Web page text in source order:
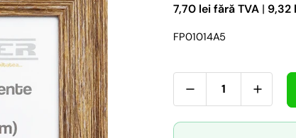
7,70 lei fără TVA | 9,32
FP01014A5